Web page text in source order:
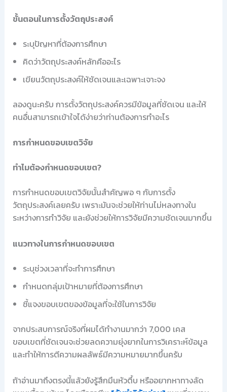
ขั้นตอนในการตั้งวัตถุประสงค์
ระบุปัญหาที่ต้องการศึกษา
คิดว่าวัตถุประสงค์หลักคืออะไร
เขียนวัตถุประสงค์ให้ชัดเจนและเฉพาะเจาะจง
ลองดูนะครับ การตั้งวัตถุประสงค์ควรมีข้อมูลที่ชัดเจน และให้
คนอื่นสามารถเข้าใจได้ง่ายว่าท่านต้องการทำอะไร
การกำหนดขอบเขตวิจัย
ทำไมต้องกำหนดขอบเขต?
การกำหนดขอบเขตวิจัยนั้นสำคัญพอ ๆ กับการตั้ง
วัตถุประสงค์เลยครับ เพราะมันจะช่วยให้ท่านไม่หลงทางใน
ระหว่างการทำวิจัย และยังช่วยให้การวิจัยมีความชัดเจนมากขึ้น
แนวทางในการกำหนดขอบเขต
ระบุช่วงเวลาที่จะทำการศึกษา
กำหนดกลุ่มเป้าหมายที่ต้องการศึกษา
ชี้แจงขอบเขตของข้อมูลที่จะใช้ในการวิจัย
จากประสบการณ์จริงที่ผมได้ทำงานมากว่า 7,000 เคส
ขอบเขตที่ชัดเจนจะช่วยลดความยุ่งยากในการวิเคราะห์ข้อมูล
และทำให้การตีความผลลัพธ์มีความหมายมากขึ้นครับ
ถ้าอ่านมาถึงตรงนี้แล้วยังรู้สึกมึนหัวตึ้บ หรืออยากหาทางลัด